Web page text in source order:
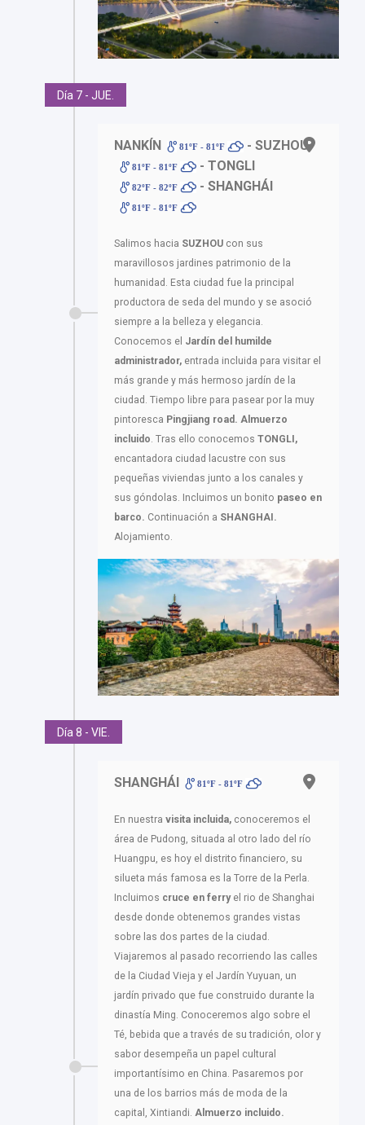
Día 7 - JUE.
NANKÍN 81ºF - 81ºF - SUZHOU
81ºF - 81ºF - TONGLI
82ºF - 82ºF - SHANGHÁI
81ºF - 81ºF
Salimos hacia SUZHOU con sus
maravillosos jardines patrimonio de la
humanidad. Esta ciudad fue la principal
productora de seda del mundo y se asoció
siempre a la belleza y elegancia.
Conocemos el Jardín del humilde
administrador, entrada incluida para visitar el
más grande y más hermoso jardín de la
ciudad. Tiempo libre para pasear por la muy
pintoresca Pingjiang road. Almuerzo
incluido. Tras ello conocemos TONGLI,
encantadora ciudad lacustre con sus
pequeñas viviendas junto a los canales y
sus góndolas. Incluimos un bonito paseo en
barco. Continuación a SHANGHAI.
Alojamiento.
Día 8 - VIE.
SHANGHÁI 81ºF - 81ºF
En nuestra visita incluida, conoceremos el
área de Pudong, situada al otro lado del río
Huangpu, es hoy el distrito financiero, su
silueta más famosa es la Torre de la Perla.
Incluimos cruce en ferry el rio de Shanghai
desde donde obtenemos grandes vistas
sobre las dos partes de la ciudad.
Viajaremos al pasado recorriendo las calles
de la Ciudad Vieja y el Jardín Yuyuan, un
jardín privado que fue construido durante la
dinastía Ming. Conoceremos algo sobre el
Té, bebida que a través de su tradición, olor y
sabor desempeña un papel cultural
importantísimo en China. Pasaremos por
una de los barrios más de moda de la
capital, Xintiandi. Almuerzo incluido.